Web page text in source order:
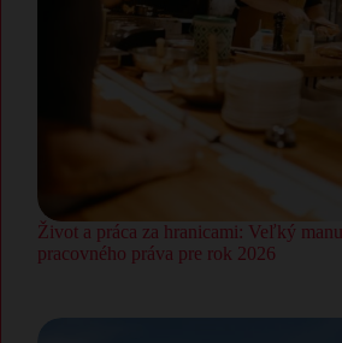
Život a práca za hranicami: Veľký
pracovného práva pre rok 2026